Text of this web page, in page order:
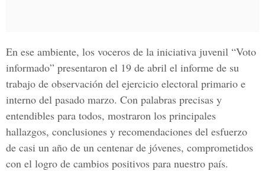
En ese ambiente, los voceros de la iniciativa juvenil “Voto
informado” presentaron el 19 de abril el informe de su
trabajo de observación del ejercicio electoral primario e
interno del pasado marzo. Con palabras precisas y
entendibles para todos, mostraron los principales
hallazgos, conclusiones y recomendaciones del esfuerzo
de casi un año de un centenar de jóvenes, comprometidos
con el logro de cambios positivos para nuestro país.